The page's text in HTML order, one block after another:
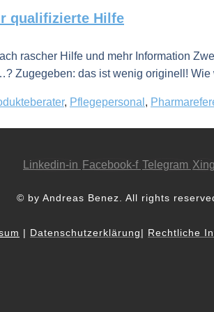
qualifizierte Hilfe
rascher Hilfe und mehr Information
Zugegeben: das ist wenig originell!
, Pflegepersonal ,
Linkedin-in Facebook-f Telegram Xing
© by Andreas Benez. All rights
| Datenschutzerklärung| Rechtliche